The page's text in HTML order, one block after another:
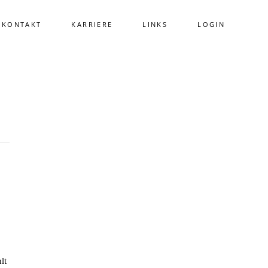
KONTAKT KARRIERE LINKS LOGIN